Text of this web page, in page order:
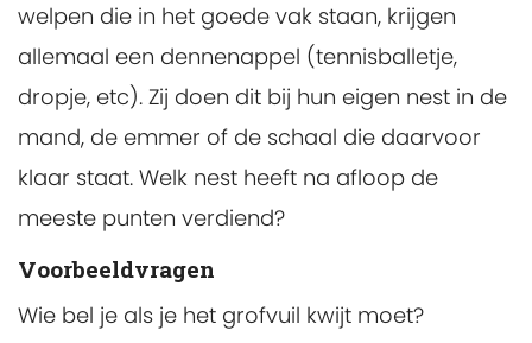
welpen die in het goede vak staan, krijgen
allemaal een dennenappel (tennisballetje,
dropje, etc). Zij doen dit bij hun eigen nest in de
mand, de emmer of de schaal die daarvoor
klaar staat. Welk nest heeft na afloop de
meeste punten verdiend?
Voorbeeldvragen
Wie bel je als je het grofvuil kwijt moet?